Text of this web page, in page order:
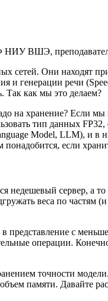
НИУ ВШЭ,
сетей. Они находят
и генерации речи
Так как мы это делаем?
на хранение? Если мы
тип данных
Model, LLM), и в
если
недешевый сервер, а
веса по частям
представление с
операции.
точности
памяти. Давайте